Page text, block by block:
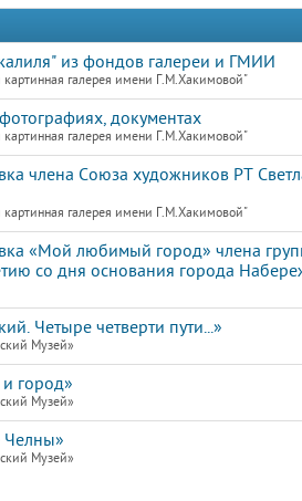
из фондов галереи и ГМИИ
галерея имени Г.М.Хакимовой"
документах
галерея имени Г.М.Хакимовой"
члена Союза художников РТ
галерея имени Г.М.Хакимовой"
«Мой любимый город» члена
со дня основания города
Четыре четверти пути...»
Музей»
город»
Музей»
Челны»
Музей»